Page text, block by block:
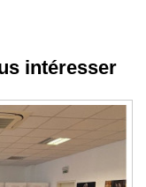
intéresser